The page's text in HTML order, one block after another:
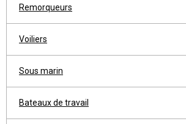
Remorqueurs
Voiliers
Sous marin
Bateaux de travail